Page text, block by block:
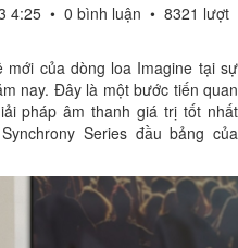
4:25 • 0 bình luận • 8321 lượt
mới của dòng loa Imagine tại sự
nay. Đây là một bước tiến quan
pháp âm thanh giá trị tốt nhất
Series đầu bảng của